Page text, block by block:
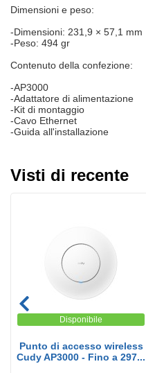
Dimensioni e peso:
-Dimensioni: 231,9 × 57,1 mm
-Peso: 494 gr
Contenuto della confezione:
-AP3000
-Adattatore di alimentazione
-Kit di montaggio
-Cavo Ethernet
-Guida all'installazione
Visti di recente
Disponibile
Punto di accesso wireless
Cudy AP3000 - Fino a 297...